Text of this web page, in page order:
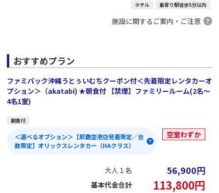
ホテル 最寄り駅徒歩5分以内
施設に関するご案内・ご注意
おすすめプラン
ファミパック沖縄うとぅいむちクーポン付＜先着限定レンタカーオ
プション＞（akatabi) ★朝食付 【禁煙】ファミリールーム(2名～
4名1室)
朝食付
＜選べるオプション＞【那覇空港店発着限定／台
数限定】オリックスレンタカー（HAクラス）
空室わずか
大人１名 56,900円
基本代金合計 113,800円